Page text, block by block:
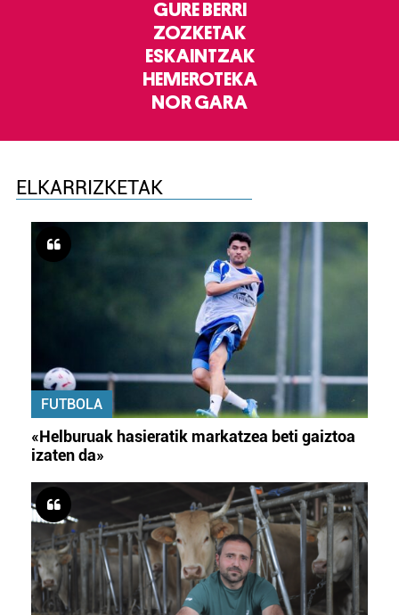
GURE BERRI
ZOZKETAK
ESKAINTZAK
HEMEROTEKA
NOR GARA
ELKARRIZKETAK
FUTBOLA
«Helburuak hasieratik markatzea beti gaiztoa
izaten da»